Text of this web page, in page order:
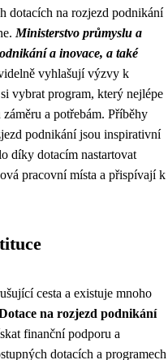
dotacích na rozjezd podnikání
Ministerstvo průmyslu a
a inovace, a také
vyhlašují výzvy k
vybrat program, který nejlépe
a potřebám. Příběhy
podnikání jsou inspirativní
díky dotacím nastartovat
pracovní místa a přispívají k
cesta a existuje mnoho
na rozjezd podnikání
finanční podporu a
dotacích a programech